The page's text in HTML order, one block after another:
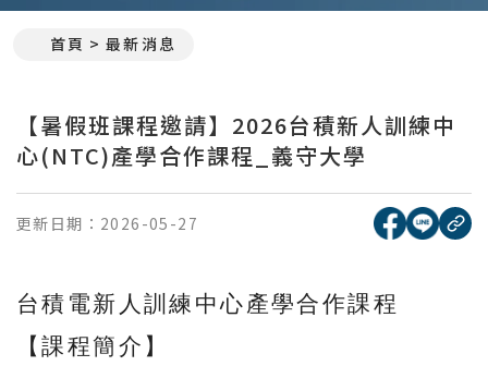
首頁 最新消息
【暑假班課程邀請】2026台積新人訓練中
心(NTC)產學合作課程_義守大學
更新日期： 2026-05-27 [另開新
[另開
複
台積電新人訓練中心產學合作課程
【課程簡介】